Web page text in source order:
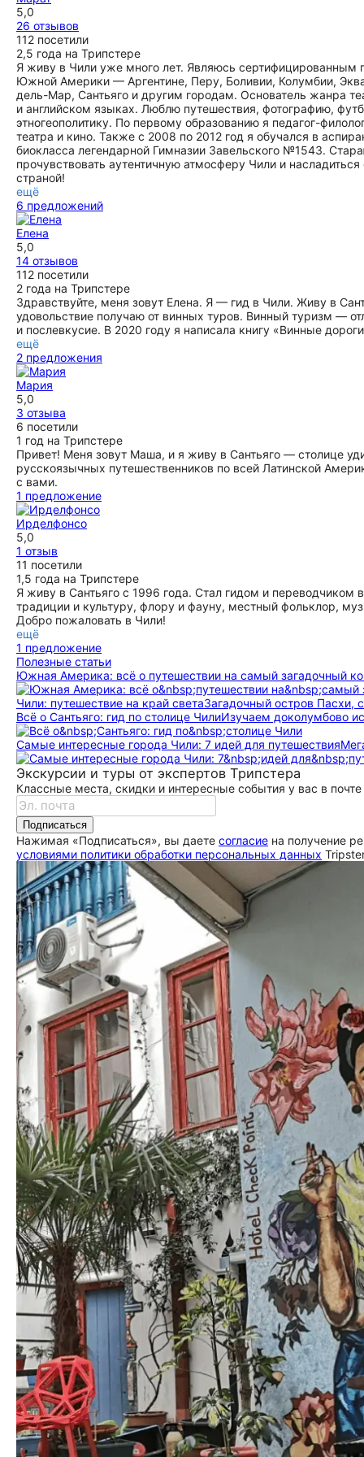
ещё
5,0
26 отзывов
112 посетили
2,5 года на Трипстере
Я живу в Чили уже много лет. Являюсь
Южной Америки — Аргентине, Перу, Боливии, Колумбии,
дель-Мар, Сантьяго и другим городам. Основатель жанра
и английском языках. Люблю путешествия, фотографию,
этногеополитику. По первому образованию я педагог-
театра и кино. Также с 2008 по 2012 год я обучался в
биокласса легендарной Гимназии Завельского №1543.
прочувствовать аутентичную атмосферу Чили и
страной!
ещё
6 предложений
Елена
5,0
14 отзывов
112 посетили
2 года на Трипстере
Здравствуйте, меня зовут Елена. Я — гид в Чили. Живу в
удовольствие получаю от винных туров. Винный туризм —
и послевкусие. В 2020 году я написала книгу «Винные
ещё
2 предложения
Мария
5,0
3 отзыва
6 посетили
1 год на Трипстере
Привет! Меня зовут Маша, и я живу в Сантьяго — столице
русскоязычных путешественников по всей Латинской
с вами.
1 предложение
Ирделфонсо
5,0
1 отзыв
11 посетили
1,5 года на Трипстере
Я живу в Сантьяго с 1996 года. Стал гидом и переводчиком
традиции и культуру, флору и фауну, местный фольклор,
Добро пожаловать в Чили!
ещё
1 предложение
Полезные статьи
Южная Америка: всё о путешествии на самый загадочный
Чили: путешествие на край светаЗагадочный остров Пасхи,
Всё о Сантьяго: гид по столице ЧилиИзучаем доколумбово
Самые интересные города Чили: 7 идей для путешествия
Экскурсии и туры от экспертов Трипстера
Классные места, скидки и интересные события у вас в почте
Подписаться
Нажимая «Подписаться», вы даете согласие на получение
условиями политики обработки персональных данных